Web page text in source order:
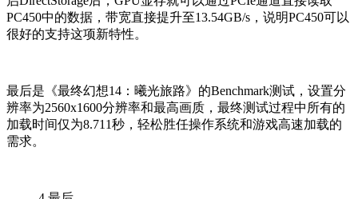
PC450中的数据，带宽直接提升至13.54GB/s，说明PC450可以
很好的支持这项新特性。
最后是《最终幻想14：曦光旅路》的Benchmark测试，设置分
辨率为2560x1600分辨率和最高画质，最终测试过程中所有的
加载时间仅为8.711秒，轻松胜任操作系统和游戏高速加载的
需求。